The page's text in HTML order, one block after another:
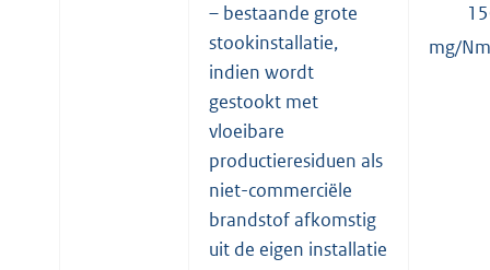
– bestaande grote
stookinstallatie,
indien wordt
gestookt met
vloeibare
productieresiduen als
niet-commerciële
brandstof afkomstig
uit de eigen installatie
mg/Nm